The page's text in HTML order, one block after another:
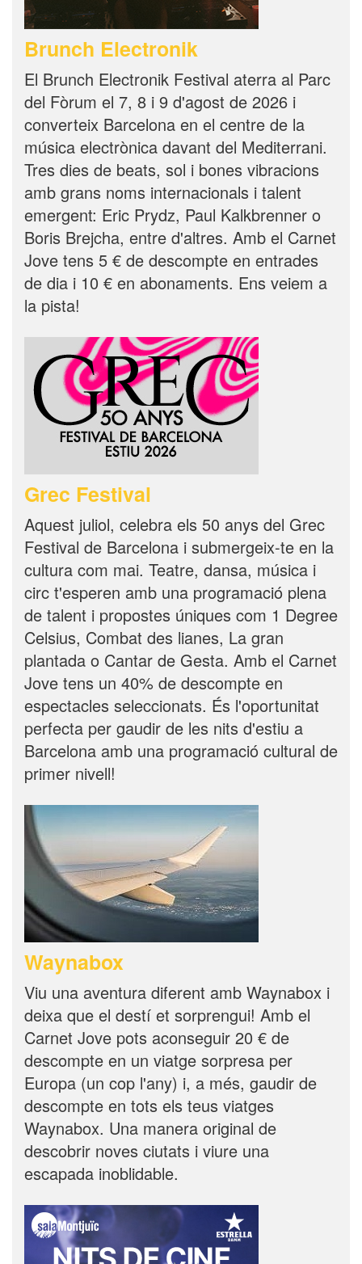
Brunch Electronik
El Brunch Electronik Festival aterra al Parc
del Fòrum el 7, 8 i 9 d'agost de 2026 i
converteix Barcelona en el centre de la
música electrònica davant del Mediterrani.
Tres dies de beats, sol i bones vibracions
amb grans noms internacionals i talent
emergent: Eric Prydz, Paul Kalkbrenner o
Boris Brejcha, entre d'altres. Amb el Carnet
Jove tens 5 € de descompte en entrades
de dia i 10 € en abonaments. Ens veiem a
la pista!
Grec Festival
Aquest juliol, celebra els 50 anys del Grec
Festival de Barcelona i submergeix-te en la
cultura com mai. Teatre, dansa, música i
circ t'esperen amb una programació plena
de talent i propostes úniques com 1 Degree
Celsius, Combat des lianes, La gran
plantada o Cantar de Gesta. Amb el Carnet
Jove tens un 40% de descompte en
espectacles seleccionats. És l'oportunitat
perfecta per gaudir de les nits d'estiu a
Barcelona amb una programació cultural de
primer nivell!
Waynabox
Viu una aventura diferent amb Waynabox i
deixa que el destí et sorprengui! Amb el
Carnet Jove pots aconseguir 20 € de
descompte en un viatge sorpresa per
Europa (un cop l'any) i, a més, gaudir de
descompte en tots els teus viatges
Waynabox. Una manera original de
descobrir noves ciutats i viure una
escapada inoblidable.